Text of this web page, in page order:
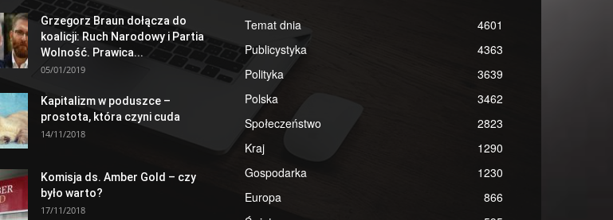
Grzegorz Braun dołącza do
koalicji: Ruch Narodowy i Partia
Wolność. Prawica...
05/01/2019
Kapitalizm w poduszce –
prostota, która czyni cuda
14/11/2018
Komisja ds. Amber Gold – czy
było warto?
17/11/2018
Temat dnia
4601
Publicystyka
4363
Polityka
3639
Polska
3462
Społeczeństwo
2823
Kraj
1290
Gospodarka
1230
Europa
866